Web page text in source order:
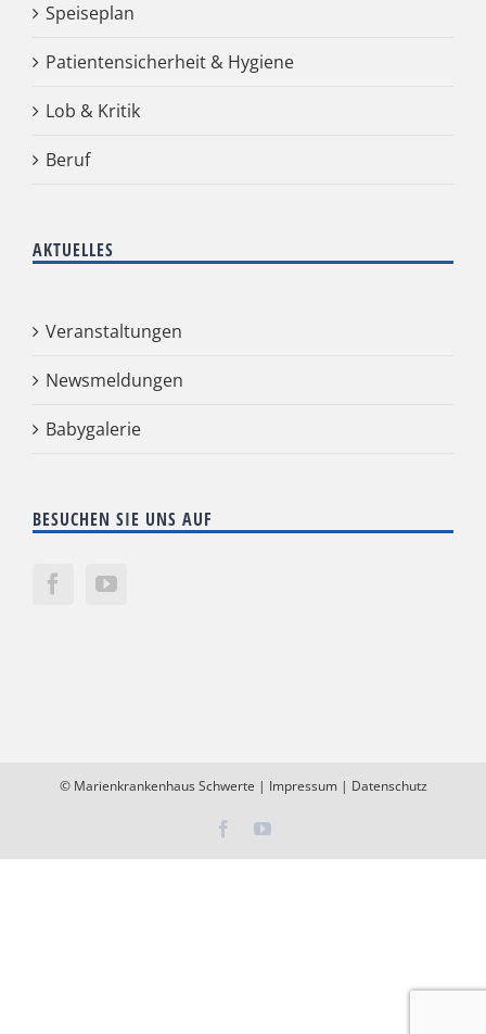
Speiseplan
Patientensicherheit & Hygiene
Lob & Kritik
Beruf
AKTUELLES
Veranstaltungen
Newsmeldungen
Babygalerie
BESUCHEN SIE UNS AUF
© Marienkrankenhaus Schwerte | Impressum| Datenschutz
FacebookYouTube